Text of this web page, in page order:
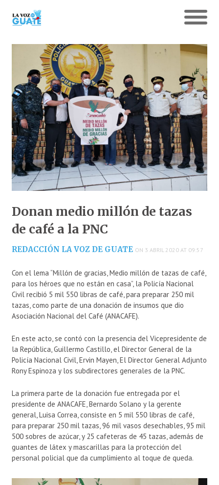
Donan medio millón de tazas
de café a la PNC
REDACCIÓN LA VOZ DE GUATE ON 3 ABRIL 2020 AT 09:57
Con el lema “Millón de gracias, Medio millón de tazas de café,
para los héroes que no están en casa”, la Policía Nacional
Civil recibió 5 mil 550 libras de café, para preparar 250 mil
tazas, como parte de una donación de insumos que dio
Asociación Nacional del Café (ANACAFE).
En este acto, se contó con la presencia del Vicepresidente de
la República, Guillermo Castillo, el Director General de la
Policía Nacional Civil, Ervin Mayen, El Director General Adjunto
Rony Espinoza y los subdirectores generales de la PNC.
La primera parte de la donación fue entregada por el
presidente de ANACAFE, Bernardo Solano y la gerente
general, Luisa Correa, consiste en 5 mil 550 libras de café,
para preparar 250 mil tazas, 96 mil vasos desechables, 95 mil
500 sobres de azúcar, y 25 cafeteras de 45 tazas, además de
guantes de látex y mascarillas para la protección del
personal policial que da cumplimiento al toque de queda.